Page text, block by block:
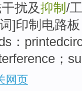
扰及抑制 /
]印制电路
：
；
网页